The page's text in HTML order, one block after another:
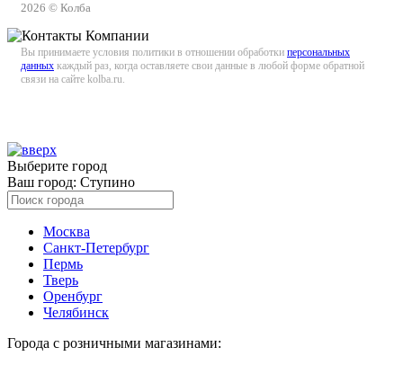
2026 © Колба
Вы принимаете условия политики в отношении обработки персональных
данных каждый раз, когда оставляете свои данные в любой форме обратной
связи на сайте kolba.ru.
Выберите город
Ваш город: Ступино
Москва
Санкт-Петербург
Пермь
Тверь
Оренбург
Челябинск
Города с розничными магазинами: